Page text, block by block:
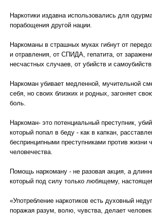
Наркотики издавна использовались для
порабощения другой нации.
Наркоманы в страшных муках гибнут от
и отравления, от СПИДА, гепатита, от
несчастных случаев, от убийств и
Наркоман убивает медленной, мучительной
себя, но своих близких и родных, загоняет
боль.
Наркоман- это потенциальный преступник,
который попал в беду - как в капкан,
беспринципными преступниками против жизни
человечества.
Помощь наркоману - не разовая акция, а
который под силу только любящему,
«Употребление наркотиков есть духовный
поражая разум, волю, чувства, делает